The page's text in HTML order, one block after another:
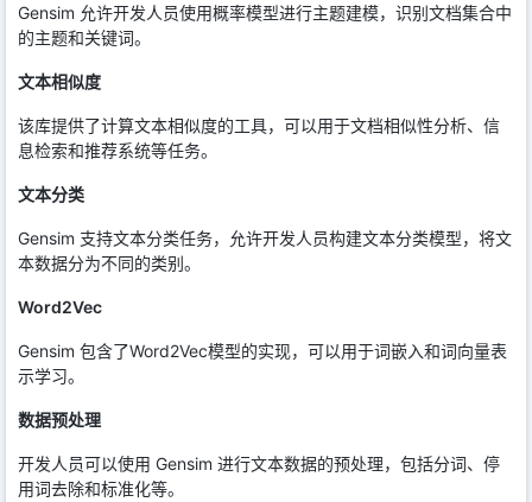
Gensim 允许开发人员使用概率模型进行主题建模，识别文档集合中
的主题和关键词。
文本相似度
该库提供了计算文本相似度的工具，可以用于文档相似性分析、信
息检索和推荐系统等任务。
文本分类
Gensim 支持文本分类任务，允许开发人员构建文本分类模型，将文
本数据分为不同的类别。
Word2Vec
Gensim 包含了Word2Vec模型的实现，可以用于词嵌入和词向量表
示学习。
数据预处理
开发人员可以使用 Gensim 进行文本数据的预处理，包括分词、停
用词去除和标准化等。